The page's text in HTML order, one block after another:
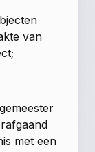
van
met een